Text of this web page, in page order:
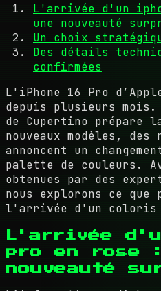
L'arrivée d'un
une nouveauté
Un choix
Des détails
confirmées
L'iPhone 16 Pro
depuis plusieurs
de Cupertino prépare
nouveaux modèles,
annoncent un
palette de couleurs.
obtenues par des
nous explorons ce
l'arrivée d'un
L'arrivée
pro en rose
nouveauté